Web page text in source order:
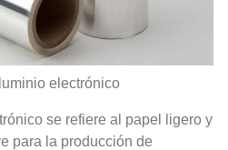
electrónico
se refiere al papel ligero y
para la producción de